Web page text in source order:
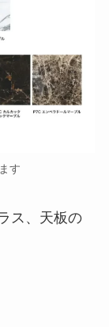
す
ス、天板の